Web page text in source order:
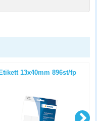
Etikett 13x40mm 896st/fp